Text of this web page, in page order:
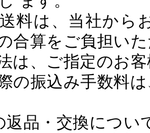
送料は、当社か
合算をご負担い
は、ご指定のお
の振込み手数料
返品・交換につい